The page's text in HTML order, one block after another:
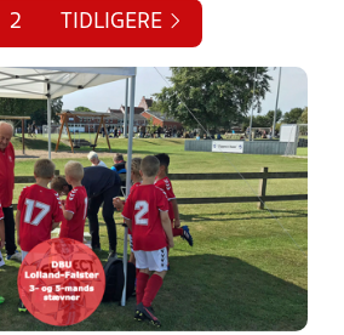
2 TIDLIGERE